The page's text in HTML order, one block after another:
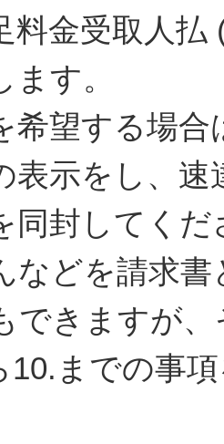
料金受取人
ます。
希望する場合
表示をし、速
同封してくだ
などを請求
できますが
10.までの事